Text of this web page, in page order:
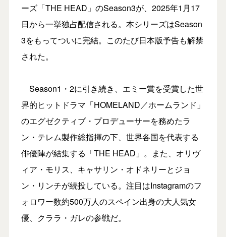
ーズ「THE HEAD」のSeason3が、2025年1月17
日から一挙独占配信される。本シリーズはSeason
3をもってついに完結。このたび日本版予告も解禁
された。
Season1・2に引き続き、エミー賞を受賞した世
界的ヒットドラマ「HOMELAND／ホームランド」
のエグゼクティブ・プロデューサーを務めたラ
ン・テレム製作総指揮の下、世界各国を代表する
俳優陣が結集する「THE HEAD」。また、オリヴ
ィア・モリス、キャサリン・オドネリーとジョ
ン・リンチが続投している。注目はInstagramのフ
ォロワー数約500万人のスペイン出身の大人気女
優、クララ・ガレの参戦だ。